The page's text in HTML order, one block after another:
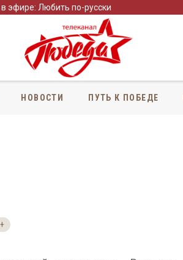
эфире: Любить по-русски
НОВОСТИ ПУТЬ К ПОБЕДЕ